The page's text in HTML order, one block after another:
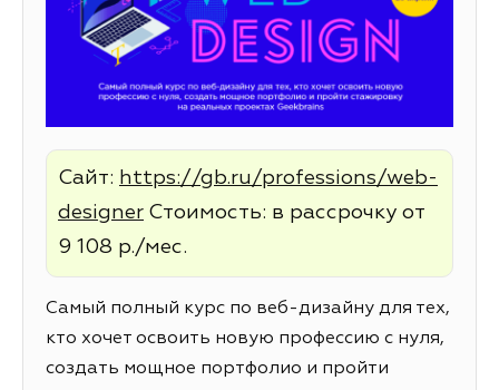
Сайт: https://gb.ru/professions/web-
designer Стоимость: в рассрочку от
9 108 р./мес.
Самый полный курс по веб-дизайну для тех,
кто хочет освоить новую профессию с нуля,
создать мощное портфолио и пройти